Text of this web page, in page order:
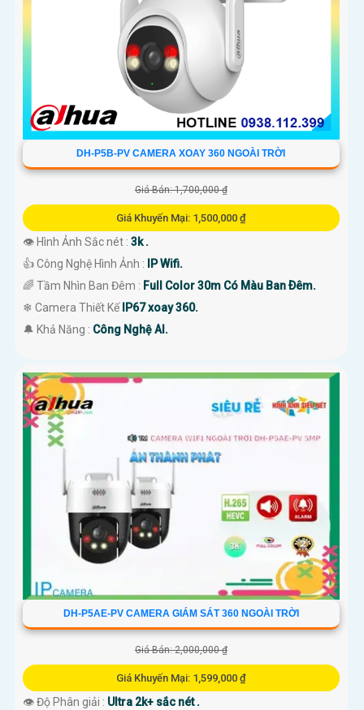
DH-P5B-PV CAMERA XOAY 360 NGOÀI TRỜI
Giá Bán: 1,700,000 ₫
Giá Khuyến Mại: 1,500,000 ₫
👁 Hình Ảnh Sắc nét : 3k .
👍 Công Nghệ Hình Ảnh : IP Wifi.
🌈 Tầm Nhìn Ban Đêm : Full Color 30m Có Màu Ban Ðêm.
❄ Camera Thiết KếIP67 xoay 360.
️🔔 Khả Năng : Công Nghệ AI.
DH-P5AE-PV CAMERA GIÁM SÁT 360 NGOÀI TRỜI
Giá Bán: 2,000,000 ₫
Giá Khuyến Mại: 1,599,000 ₫
👁 Độ Phân giải : Ultra 2k+ sắc nét .